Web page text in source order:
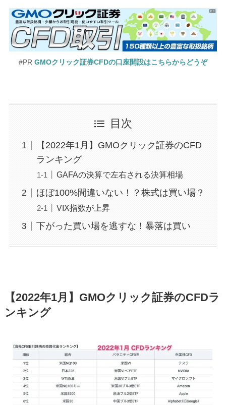
#PR GMOクリック証券CFDの口座開設はこちらからどうぞ
目次
【2022年1月】GMOクリック証券のCFD
ランキング
GAFAの決算で左右される決算相場
ほぼ100%間違いない！？株式は買い場？
VIX指数が上昇
下がった買い場を逃すな！暴落は買い
【2022年1月】GMOクリック証券のCFDラ
ンキング